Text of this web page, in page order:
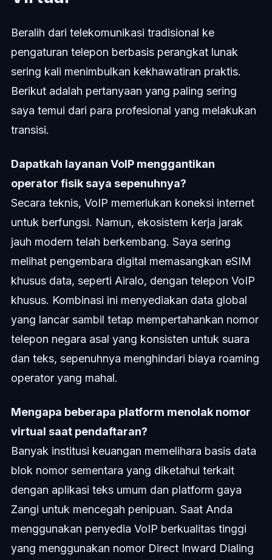
Beralih dari telekomunikasi tradisional ke
pengaturan telepon berbasis perangkat lunak
sering kali menimbulkan kekhawatiran praktis.
Berikut adalah pertanyaan yang paling sering
saya temui dari para profesional yang melakukan
transisi.
Dapatkah layanan VoIP menggantikan
operator fisik saya sepenuhnya?
Secara teknis, VoIP memerlukan koneksi internet
untuk berfungsi. Namun, ekosistem kerja jarak
jauh modern telah berkembang. Saya sering
melihat pengembara digital memasangkan eSIM
khusus data, seperti Airalo, dengan telepon VoIP
khusus. Kombinasi ini menyediakan data global
yang lancar sambil tetap mempertahankan nomor
telepon negara asal yang konsisten untuk suara
dan teks, sepenuhnya menghindari biaya roaming
operator yang mahal.
Mengapa beberapa platform menolak nomor
virtual saat pendaftaran?
Banyak institusi keuangan memelihara basis data
blok nomor sementara yang diketahui terkait
dengan aplikasi teks umum dan platform gaya
Zangi untuk mencegah penipuan. Saat Anda
menggunakan penyedia VoIP berkualitas tinggi
yang menggunakan nomor Direct Inward Dialing